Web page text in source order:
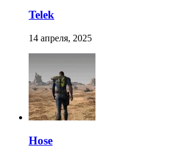
Telek
14 апреля, 2025
Hose